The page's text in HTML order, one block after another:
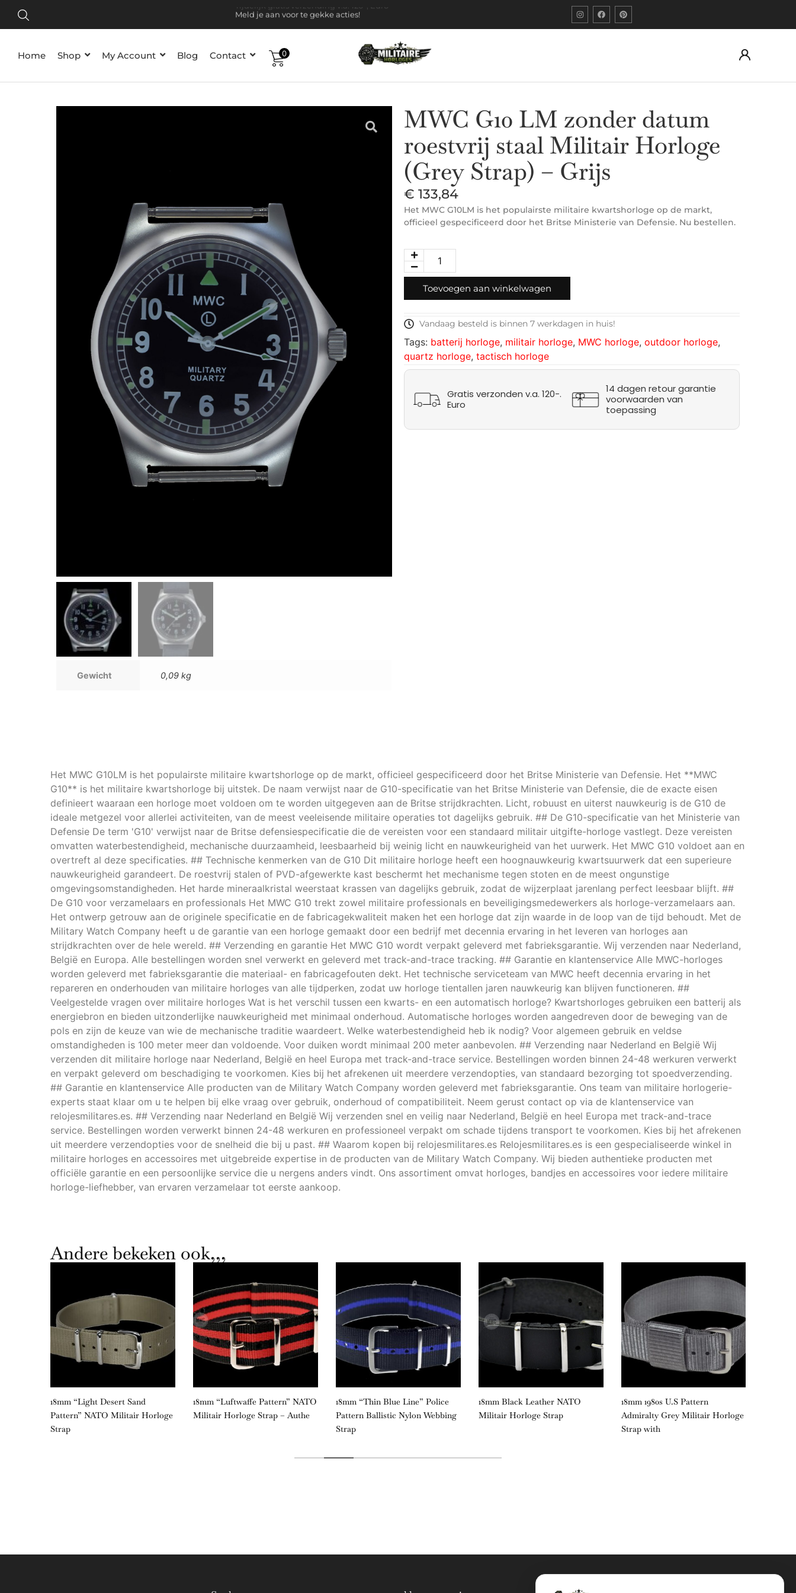
Tijdelijk gratis verzending v.a. 120-, Euro
Meld je aan voor te gekke acties!
Home Shop My Account Blog Contact 0
Gewicht 0,09 kg
MWC G10 LM zonder datum
roestvrij staal Militair Horloge
(Grey Strap) – Grijs
€ 133,84
Het MWC G10LM is het populairste militaire kwartshorloge op de markt,
officieel gespecificeerd door het Britse Ministerie van Defensie. Nu bestellen.
Toevoegen aan winkelwagen
Vandaag besteld is binnen 7 werkdagen in huis!
Tags: batterij horloge, militair horloge, MWC horloge, outdoor horloge,
quartz horloge, tactisch horloge
Gratis verzonden v.a. 120-.
Euro
14 dagen retour garantie
voorwaarden van
toepassing
Het MWC G10LM is het populairste militaire kwartshorloge op de markt, officieel gespecificeerd door het Britse Ministerie van Defensie. Het **MWC
G10** is het militaire kwartshorloge bij uitstek. De naam verwijst naar de G10-specificatie van het Britse Ministerie van Defensie, die de exacte eisen
definieert waaraan een horloge moet voldoen om te worden uitgegeven aan de Britse strijdkrachten. Licht, robuust en uiterst nauwkeurig is de G10 de
ideale metgezel voor allerlei activiteiten, van de meest veeleisende militaire operaties tot dagelijks gebruik. ## De G10-specificatie van het Ministerie van
Defensie De term 'G10' verwijst naar de Britse defensiespecificatie die de vereisten voor een standaard militair uitgifte-horloge vastlegt. Deze vereisten
omvatten waterbestendigheid, mechanische duurzaamheid, leesbaarheid bij weinig licht en nauwkeurigheid van het uurwerk. Het MWC G10 voldoet aan en
overtreft al deze specificaties. ## Technische kenmerken van de G10 Dit militaire horloge heeft een hoognauwkeurig kwartsuurwerk dat een superieure
nauwkeurigheid garandeert. De roestvrij stalen of PVD-afgewerkte kast beschermt het mechanisme tegen stoten en de meest ongunstige
omgevingsomstandigheden. Het harde mineraalkristal weerstaat krassen van dagelijks gebruik, zodat de wijzerplaat jarenlang perfect leesbaar blijft. ##
De G10 voor verzamelaars en professionals Het MWC G10 trekt zowel militaire professionals en beveiligingsmedewerkers als horloge-verzamelaars aan.
Het ontwerp getrouw aan de originele specificatie en de fabricagekwaliteit maken het een horloge dat zijn waarde in de loop van de tijd behoudt. Met de
Military Watch Company heeft u de garantie van een horloge gemaakt door een bedrijf met decennia ervaring in het leveren van horloges aan
strijdkrachten over de hele wereld. ## Verzending en garantie Het MWC G10 wordt verpakt geleverd met fabrieksgarantie. Wij verzenden naar Nederland,
België en Europa. Alle bestellingen worden snel verwerkt en geleverd met track-and-trace tracking. ## Garantie en klantenservice Alle MWC-horloges
worden geleverd met fabrieksgarantie die materiaal- en fabricagefouten dekt. Het technische serviceteam van MWC heeft decennia ervaring in het
repareren en onderhouden van militaire horloges van alle tijdperken, zodat uw horloge tientallen jaren nauwkeurig kan blijven functioneren. ##
Veelgestelde vragen over militaire horloges Wat is het verschil tussen een kwarts- en een automatisch horloge? Kwartshorloges gebruiken een batterij als
energiebron en bieden uitzonderlijke nauwkeurigheid met minimaal onderhoud. Automatische horloges worden aangedreven door de beweging van de
pols en zijn de keuze van wie de mechanische traditie waardeert. Welke waterbestendigheid heb ik nodig? Voor algemeen gebruik en veldse
omstandigheden is 100 meter meer dan voldoende. Voor duiken wordt minimaal 200 meter aanbevolen. ## Verzending naar Nederland en België Wij
verzenden dit militaire horloge naar Nederland, België en heel Europa met track-and-trace service. Bestellingen worden binnen 24-48 werkuren verwerkt
en verpakt geleverd om beschadiging te voorkomen. Kies bij het afrekenen uit meerdere verzendopties, van standaard bezorging tot spoedverzending.
## Garantie en klantenservice Alle producten van de Military Watch Company worden geleverd met fabrieksgarantie. Ons team van militaire horlogerie-
experts staat klaar om u te helpen bij elke vraag over gebruik, onderhoud of compatibiliteit. Neem gerust contact op via de klantenservice van
relojesmilitares.es. ## Verzending naar Nederland en België Wij verzenden snel en veilig naar Nederland, België en heel Europa met track-and-trace
service. Bestellingen worden verwerkt binnen 24-48 werkuren en professioneel verpakt om schade tijdens transport te voorkomen. Kies bij het afrekenen
uit meerdere verzendopties voor de snelheid die bij u past. ## Waarom kopen bij relojesmilitares.es Relojesmilitares.es is een gespecialiseerde winkel in
militaire horloges en accessoires met uitgebreide expertise in de producten van de Military Watch Company. Wij bieden authentieke producten met
officiële garantie en een persoonlijke service die u nergens anders vindt. Ons assortiment omvat horloges, bandjes en accessoires voor iedere militaire
horloge-liefhebber, van ervaren verzamelaar tot eerste aankoop.
Andere bekeken ook,,,
18mm “Light Desert Sand
Pattern” NATO Militair Horloge
Strap
18mm “Luftwaffe Pattern” NATO
Militair Horloge Strap – Authe
18mm “Thin Blue Line” Police
Pattern Ballistic Nylon Webbing
Strap
18mm Black Leather NATO
Militair Horloge Strap
18mm 1980s U.S Pattern
Admiralty Grey Militair Horloge
Strap with